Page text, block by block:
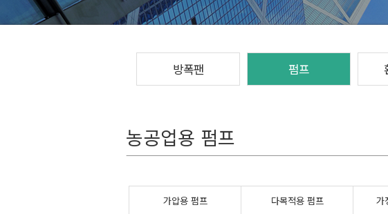
방폭팬 펌프
농공업용 펌프
가압용 펌프 다목적용 펌프 가